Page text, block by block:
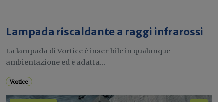
Lampada riscaldante a raggi infrarossi
La lampada di Vortice è inseribile in qualunque
ambientazione ed è adatta...
Vortice